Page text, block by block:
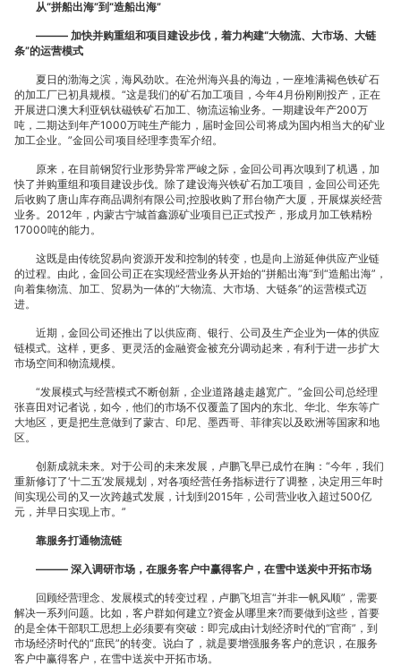
公
司
重
塑
物
流
从“拼船出海”到“造船出海”
——— 加快并购重组和项目建设步伐，着力构建“大物流、大市场、大链
条”的运营模式
夏日的渤海之滨，海风劲吹。在沧州海兴县的海边，一座堆满褐色铁矿石
的加工厂已初具规模。“这是我们的矿石加工项目，今年4月份刚刚投产，正在
开展进口澳大利亚钒钛磁铁矿石加工、物流运输业务。一期建设年产200万
吨，二期达到年产1000万吨生产能力，届时金回公司将成为国内相当大的矿业
加工企业。”金回公司项目经理李贵军介绍。
原来，在目前钢贸行业形势异常严峻之际，金回公司再次嗅到了机遇，加
快了并购重组和项目建设步伐。除了建设海兴铁矿石加工项目，金回公司还先
后收购了唐山库存商品调剂有限公司;控股收购了邢台物产大厦，开展煤炭经营
业务。2012年，内蒙古宁城首鑫源矿业项目已正式投产，形成月加工铁精粉
17000吨的能力。
这既是由传统贸易向资源开发和控制的转变，也是向上游延伸供应产业链
的过程。由此，金回公司正在实现经营业务从开始的“拼船出海”到“造船出海”，
向着集物流、加工、贸易为一体的“大物流、大市场、大链条”的运营模式迈
进。
近期，金回公司还推出了以供应商、银行、公司及生产企业为一体的供应
链模式。这样，更多、更灵活的金融资金被充分调动起来，有利于进一步扩大
市场空间和物流规模。
“发展模式与经营模式不断创新，企业道路越走越宽广。”金回公司总经理
张喜田对记者说，如今，他们的市场不仅覆盖了国内的东北、华北、华东等广
大地区，更是把生意做到了蒙古、印尼、墨西哥、菲律宾以及欧洲等国家和地
区。
创新成就未来。对于公司的未来发展，卢鹏飞早已成竹在胸：“今年，我们
重新修订了‘十二五’发展规划，对各项经营任务指标进行了调整，决定用三年时
间实现公司的又一次跨越式发展，计划到2015年，公司营业收入超过500亿
元，并早日实现上市。”
靠服务打通物流链
——— 深入调研市场，在服务客户中赢得客户，在雪中送炭中开拓市场
回顾经营理念、发展模式的转变过程，卢鹏飞坦言“并非一帆风顺”，需要
解决一系列问题。比如，客户群如何建立?资金从哪里来?而要做到这些，首要
的是全体干部职工思想上必须要有突破：即完成由计划经济时代的“官商”，到
市场经济时代的“庶民”的转变。说白了，就是要增强服务客户的意识，在服务
客户中赢得客户，在雪中送炭中开拓市场。